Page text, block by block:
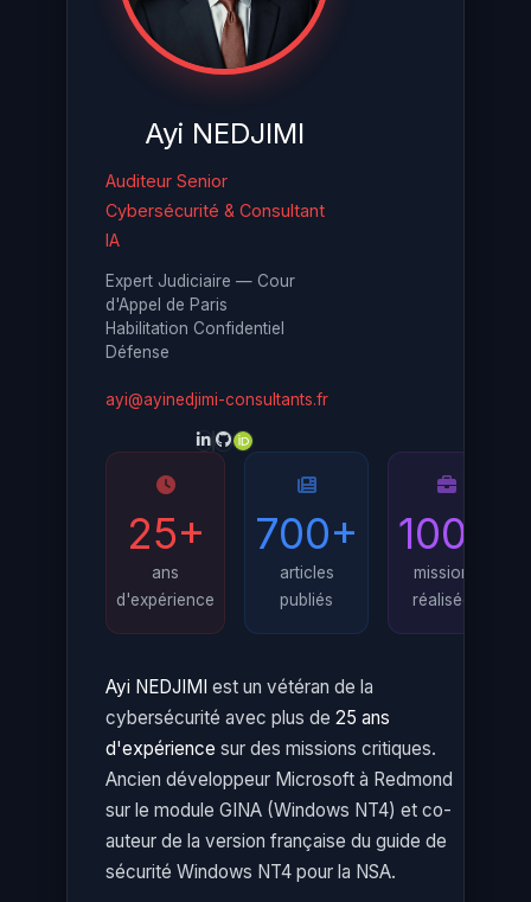
Ayi NEDJIMI
Auditeur Senior
Cybersécurité & Consultant
IA
Expert Judiciaire — Cour
d'Appel de Paris
Habilitation Confidentiel
Défense
ayi@ayinedjimi-consultants.fr
25+
ans
d'expérience
700+
articles
publiés
100+
missions
réalisées
Ayi NEDJIMI est un vétéran de la
cybersécurité avec plus de 25 ans
d'expérience sur des missions critiques.
Ancien développeur Microsoft à Redmond
sur le module GINA (Windows NT4) et co-
auteur de la version française du guide de
sécurité Windows NT4 pour la NSA.